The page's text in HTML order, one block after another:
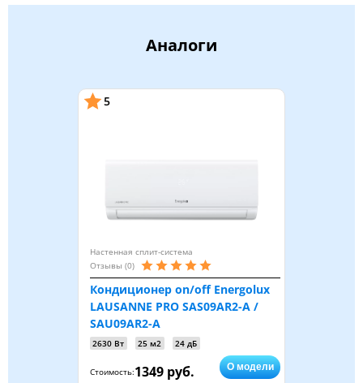
Аналоги
5
Настенная сплит-система
Отзывы (0)
Кондиционер on/off Energolux
LAUSANNE PRO SAS09AR2-A /
SAU09AR2-A
2630 Вт 25 м2 24 дБ
Стоимость:1349 руб. О модели